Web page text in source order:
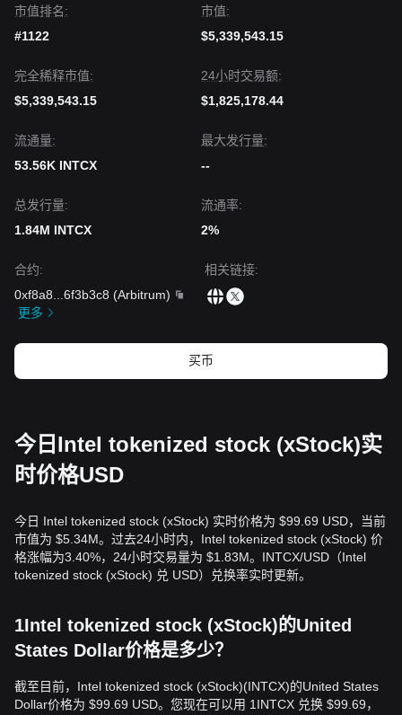
市值排名:
#1122
市值:
$5,339,543.15
完全稀释市值:
$5,339,543.15
24小时交易额:
$1,825,178.44
流通量:
53.56K INTCX
最大发行量:
--
总发行量:
1.84M INTCX
流通率:
2%
合约:
0xf8a8
6f3b3c8 (Arbitrum)
更多
相关链接:
买币
今日Intel tokenized stock (xStock)实
时价格USD
今日 Intel tokenized stock (xStock) 实时价格为 $99.69 USD，当前
市值为 $5.34M。过去24小时内，Intel tokenized stock (xStock) 价
格涨幅为3.40%，24小时交易量为 $1.83M。INTCX/USD（Intel
tokenized stock (xStock) 兑 USD）兑换率实时更新。
1Intel tokenized stock (xStock)的United
States Dollar价格是多少？
截至目前，Intel tokenized stock (xStock)(INTCX)的United States
Dollar价格为 $99.69 USD。您现在可以用 1INTCX 兑换 $99.69，